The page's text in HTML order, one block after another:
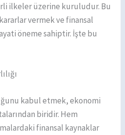
ilkeler üzerine kuruludur. Bu
vermek ve finansal
öneme sahiptir. İşte bu
kabul etmek, ekonomi
biridir. Hem
finansal kaynaklar